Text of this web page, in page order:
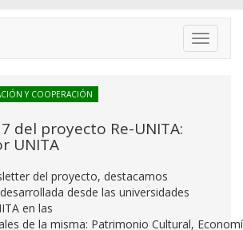
Toggle
Y COOPERACIÓN
del proyecto Re-UNITA:
UNITA
del proyecto, destacamos
desde las universidades
en las
de la misma: Patrimonio Cultural,